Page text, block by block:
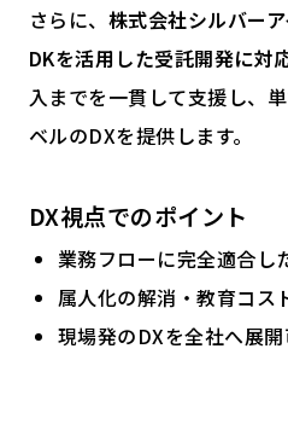
さらに、 株式会社シルバーア
DKを活用した受託開発に対応
入までを一貫して支援し、
ベルのDXを提供します。
DX視点でのポイント
業務フローに完全適合し
属人化の解消・教育コス
現場発のDXを全社へ展